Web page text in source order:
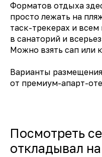
Форматов отдыха
просто лежать на
таск-трекерах и
в санаторий и
Можно взять сап или
Варианты
от премиум-апарт-
Посмотреть
откладывал